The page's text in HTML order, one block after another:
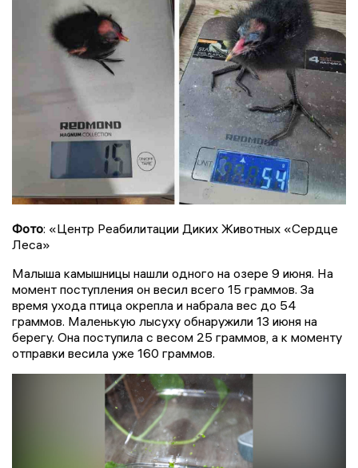
Фото: «Центр Реабилитации Диких Животных «Сердце
Леса»
Малыша камышницы нашли одного на озере 9 июня. На
момент поступления он весил всего 15 граммов. За
время ухода птица окрепла и набрала вес до 54
граммов. Маленькую лысуху обнаружили 13 июня на
берегу. Она поступила с весом 25 граммов, а к моменту
отправки весила уже 160 граммов.